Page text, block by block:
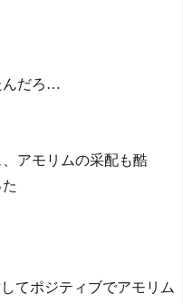
んだろ…
アモリムの采配も酷
てポジティブでアモリム